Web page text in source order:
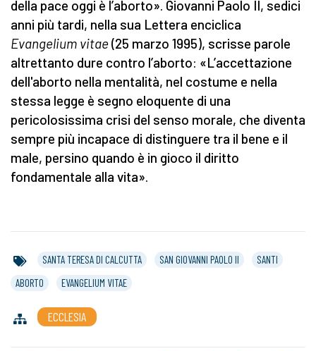
della pace oggi è l’aborto». Giovanni Paolo II, sedici
anni più tardi, nella sua Lettera enciclica
Evangelium vitae(25 marzo 1995), scrisse parole
altrettanto dure contro l’aborto: «L’accettazione
dell'aborto nella mentalità, nel costume e nella
stessa legge è segno eloquente di una
pericolosissima crisi del senso morale, che diventa
sempre più incapace di distinguere tra il bene e il
male, persino quando è in gioco il diritto
fondamentale alla vita».
SANTA TERESA DI CALCUTTA SAN GIOVANNI PAOLO II
SANTI
ABORTO
EVANGELIUM VITAE
ECCLESIA